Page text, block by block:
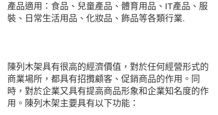
產品適用：食品、兒童產品、體育用品、IT產品、服
裝、日常生活用品、化妝品、飾品等各類行業.
陳列木架具有很高的經濟價值，對於任何經營形式的
商業場所，都具有招攬顧客、促銷商品的作用。同
時，對於企業又具有提高商品形象和企業知名度的作
用。陳列木架主要具有以下功能：